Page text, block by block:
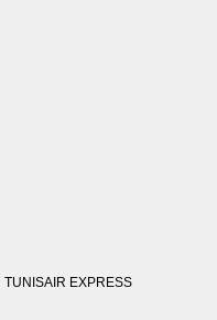
TUNISAIR EXPRESS